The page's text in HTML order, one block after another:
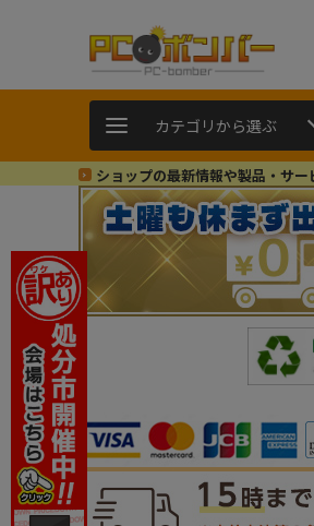
カテゴリから選ぶ
ショップの最新情報や製品・サ